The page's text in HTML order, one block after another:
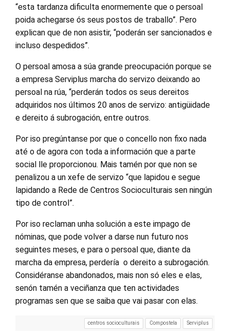
“esta tardanza dificulta enormemente que o persoal
poida achegarse ós seus postos de traballo”. Pero
explican que de non asistir, “poderán ser sancionados e
incluso despedidos”.
O persoal amosa a súa grande preocupación porque se
a empresa Serviplus marcha do servizo deixando ao
persoal na rúa, “perderán todos os seus dereitos
adquiridos nos últimos 20 anos de servizo: antigüidade
e dereito á subrogación, entre outros.
Por iso pregúntanse por que o concello non fixo nada
até o de agora con toda a información que a parte
social lle proporcionou. Mais tamén por que non se
penalizou a un xefe de servizo “que lapidou e segue
lapidando a Rede de Centros Socioculturais sen ningún
tipo de control”.
Por iso reclaman unha solución a este impago de
nóminas, que pode volver a darse nun futuro nos
seguintes meses, e para o persoal que, diante da
marcha da empresa, perdería o dereito a subrogación.
Considéranse abandonados, mais non só eles e elas,
senón tamén a veciñanza que ten actividades
programas sen que se saiba que vai pasar con elas.
centros socioculturais Compostela Serviplus